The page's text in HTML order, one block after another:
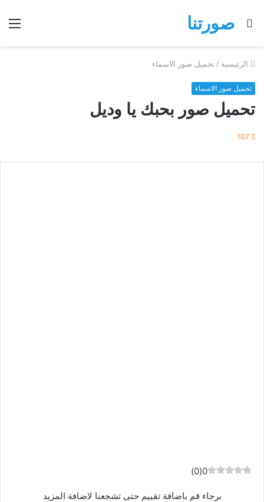
صورتنا
بحث
الرئيسية / تحميل صور الاسماء
تحميل صور الاسماء
تحميل صور بحبك يا وديل
107
0
(
0
)
برجاء قم باضافة تقييم حتى تشجعنا لاضافة المزيد